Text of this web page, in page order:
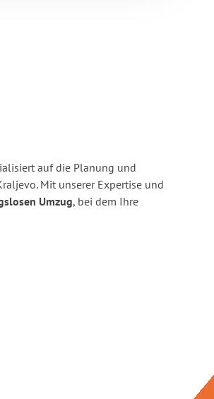
auf die Planung und
Mit unserer Expertise und
Umzug, bei dem Ihre